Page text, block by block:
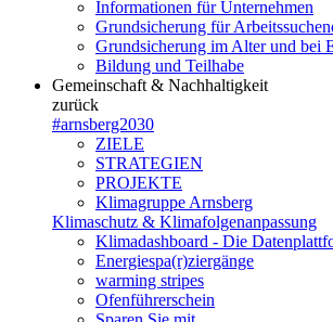
Informationen für Unternehmen
Grundsicherung für
Grundsicherung im Alter und bei
Bildung und Teilhabe
Gemeinschaft & Nachhaltigkeit
zurück
#arnsberg2030
ZIELE
STRATEGIEN
PROJEKTE
Klimagruppe Arnsberg
Klimaschutz & Klimafolgenanpassung
Klimadashboard - Die
Energiespa(r)ziergänge
warming stripes
Ofenführerschein